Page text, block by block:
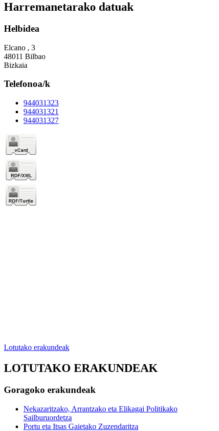
Harremanetarako datuak
Helbidea
Elcano , 3
48011 Bilbao
Bizkaia
Telefonoa/k
944031323
944031321
944031327
Lotutako erakundeak
LOTUTAKO ERAKUNDEAK
Goragoko erakundeak
Nekazaritzako, Arrantzako eta Elikagai Politikako
Sailburuordetza
Portu eta Itsas Gaietako Zuzendaritza